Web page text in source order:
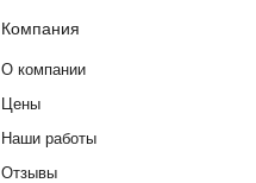
Компания
О компании
Цены
Наши работы
Отзывы